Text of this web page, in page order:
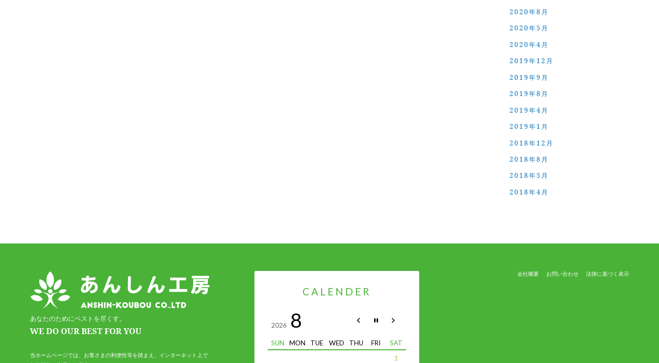
2020年8月
2020年5月
2020年4月
2019年12月
2019年9月
2019年8月
2019年4月
2019年1月
2018年12月
2018年8月
2018年5月
2018年4月
あなたのためにベストを尽くす。
WE DO OUR BEST FOR YOU
当ホームページでは、お客さまの利便性等を踏まえ、インターネット上で
CALENDER
2026 8
SUN MON TUE WED THU FRI
SAT
1
会社概要 お問い合わせ 法律に基づく表示